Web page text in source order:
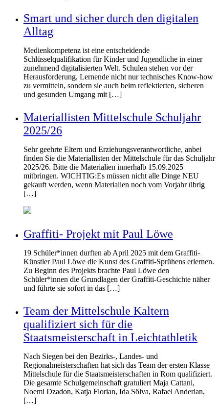
Smart und sicher durch den digitalen
Alltag
Medienkompetenz ist eine entscheidende
Schlüsselqualifikation für Kinder und Jugendliche in einer
zunehmend digitalisierten Welt. Schulen stehen vor der
Herausforderung, Lernende nicht nur technisches Know-how
zu vermitteln, sondern sie auch beim reflektierten, sicheren
und gesunden Umgang mit […]
Materiallisten Mittelschule Schuljahr
2025/26
Sehr geehrte Eltern und Erziehungsverantwortliche, anbei
finden Sie die Materiallisten der Mittelschule für das Schuljahr
2025/26. Bitte die Materialien innerhalb 15.09.2025
mitbringen. WICHTIG:Es müssen nicht alle Dinge NEU
gekauft werden, wenn Materialien noch vom Vorjahr übrig
[…]
Graffiti- Projekt mit Paul Löwe
19 Schüler*innen durften ab April 2025 mit dem Graffiti-
Künstler Paul Löwe die Kunst des Graffiti-Sprühens erlernen.
Zu Beginn des Projekts brachte Paul Löwe den
Schüler*innen die Grundlagen der Graffiti-Geschichte näher
und führte sie sofort in das […]
Team der Mittelschule Kaltern
qualifiziert sich für die
Staatsmeisterschaft in Leichtathletik
Nach Siegen bei den Bezirks-, Landes- und
Regionalmeisterschaften hat sich das Team der ersten Klasse
Mittelschule für die Staatsmeisterschaften in Rom qualifiziert.
Die gesamte Schulgemeinschaft gratuliert Maja Cattani,
Noemi Dzadon, Katja Florian, Ida Sölva, Rafael Anderlan,
[…]